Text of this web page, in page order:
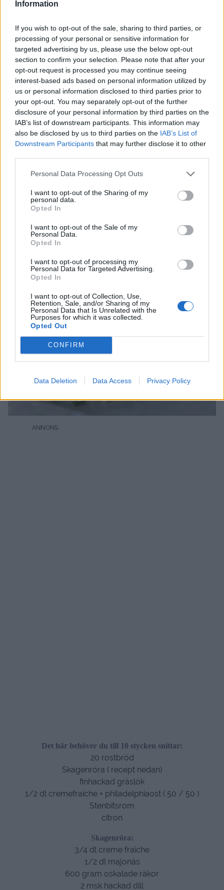
Information
If you wish to opt-out of the sale, sharing to third parties, or
processing of your personal or sensitive information for
targeted advertising by us, please use the below opt-out
section to confirm your selection. Please note that after your
opt-out request is processed you may continue seeing
interest-based ads based on personal information utilized by
us or personal information disclosed to third parties prior to
your opt-out. You may separately opt-out of the further
disclosure of your personal information by third parties on the
IAB’s list of downstream participants. This information may
also be disclosed by us to third parties on the IAB’s List of
Downstream Participants that may further disclose it to other
Personal Data Processing Opt Outs
I want to opt-out of the Sharing of my
personal data.
Opted In
I want to opt-out of the Sale of my
Personal Data.
Opted In
I want to opt-out of processing my
Personal Data for Targeted Advertising.
Opted In
I want to opt-out of Collection, Use,
Retention, Sale, and/or Sharing of my
Personal Data that Is Unrelated with the
Purposes for which it was collected.
Opted Out
CONFIRM
Data Deletion Data Access Privacy Policy
{} [+]
COMMENTS
Skagensnittar till förrätt
Det här behöver du till 10 stycken snittar:
20 rostbröd
Skagenröra ( recept nedan)
finhackad gräslök
1/2 dl cremefraiche + philadelphiaost ( 50 / 50 )
Stenbitsrom
citron
Skagenröra:
3/4 dl creme fraiche
1/2 dl majonäs
600 gram oskalade räkor
2 msk hackad dill